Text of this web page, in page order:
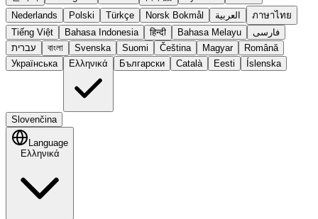
Nederlands
Polski Türkçe Norsk Bokmål العربية
ภาษาไทย
Tiếng Việt
Bahasa Indonesia हिन्दी Bahasa Melayu
فارسی
עברית
বাংলা Svenska Suomi Čeština Magyar
Română
Українська
Ελληνικά Български Català Eesti Íslenska
Slovenčina
Language
Ελληνικά